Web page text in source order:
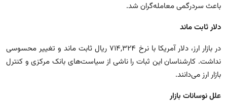
باعث سردرگمی معامله‌گران شد.
دلار ثابت ماند
در بازار ارز، دلار آمریکا با نرخ ۷۱۴,۳۲۴ ریال ثابت ماند و تغییر محسوسی
نداشت. کارشناسان این ثبات را ناشی از سیاست‌های بانک مرکزی و کنترل
بازار ارز می‌دانند.
علل نوسانات بازار